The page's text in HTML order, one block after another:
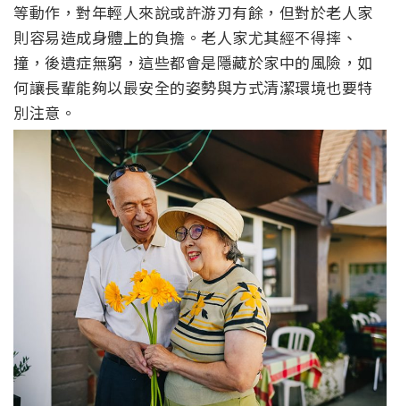
等動作，對年輕人來說或許游刃有餘，但對於老人家
則容易造成身體上的負擔。老人家尤其經不得摔、
撞，後遺症無窮，這些都會是隱藏於家中的風險，如
何讓長輩能夠以最安全的姿勢與方式清潔環境也要特
別注意。